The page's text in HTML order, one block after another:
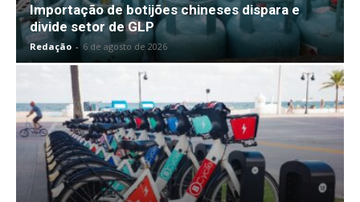
Importação de botijões chineses dispara e
divide setor de GLP
Redação - 6 de agosto de 2026